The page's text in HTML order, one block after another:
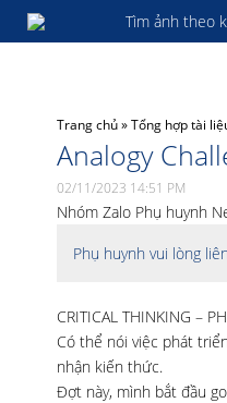
Tìm ảnh theo
Trang chủ»Tổng hợp tài
Analogy
02/11/2023 14:51 PM
Nhóm Zalo Phụ huynh
Phụ huynh vui lòng
CRITICAL THINKING –
Có thể nói việc phát
nhận kiến thức.
Đợt này, mình bắt đầu